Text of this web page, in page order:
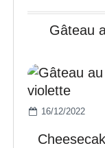
Gâteau
16/12/2022